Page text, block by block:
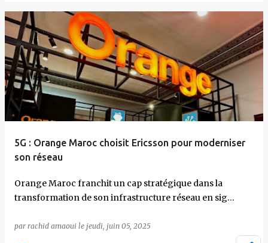
5G : Orange Maroc choisit Ericsson pour moderniser
son réseau
Orange Maroc franchit un cap stratégique dans la
transformation de son infrastructure réseau en sig…
par rachid amaoui le jeudi, juin 05, 2025